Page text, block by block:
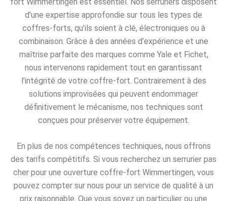
d’une expertise approfondie sur tous les types de
coffres-forts, qu’ils soient à clé, électroniques ou à
combinaison. Grâce à des années d’expérience et une
maîtrise parfaite des marques comme Yale et Fichet,
nous intervenons rapidement tout en garantissant
l’intégrité de votre coffre-fort. Contrairement à des
solutions improvisées qui peuvent endommager
définitivement le mécanisme, nos techniques sont
conçues pour préserver votre équipement.
En plus de nos compétences techniques, nous offrons
des tarifs compétitifs. Si vous recherchez un serrurier pas
cher pour une ouverture coffre-fort Wimmertingen, vous
pouvez compter sur nous pour un service de qualité à un
prix raisonnable. Que vous soyez un particulier ou une